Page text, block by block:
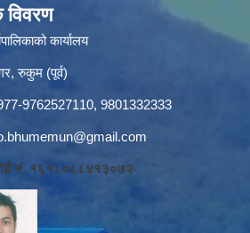
विवरण
कार्यालय
रुकुम (पूर्व)
9762527110, 9801332333
नं. १६१८०८८४१३०७२